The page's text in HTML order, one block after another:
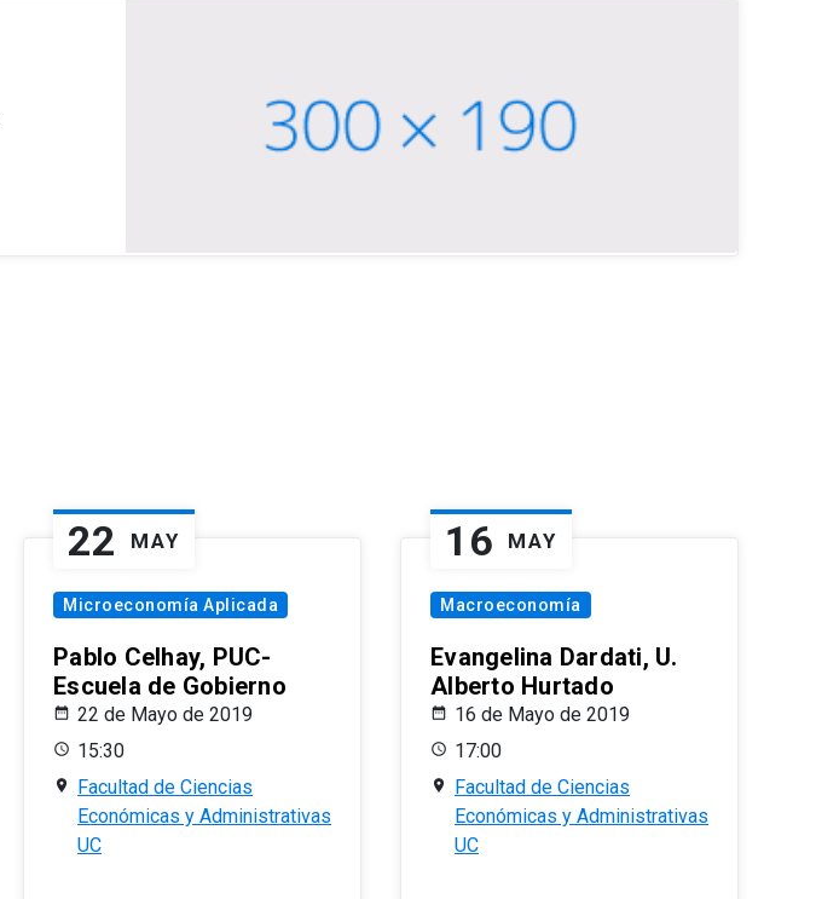
22 MAY
Microeconomía Aplicada
Pablo Celhay, PUC-
Escuela de Gobierno
22 de Mayo de 2019
15:30
Facultad de Ciencias
Económicas y Administrativas
UC
16 MAY
Macroeconomía
Evangelina Dardati, U.
Alberto Hurtado
16 de Mayo de 2019
17:00
Facultad de Ciencias
Económicas y Administrativas
UC